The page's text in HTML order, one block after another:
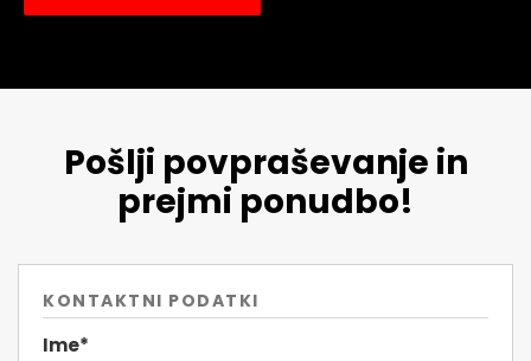
Pošlji povpraševanje in
prejmi ponudbo!
KONTAKTNI PODATKI
Ime*